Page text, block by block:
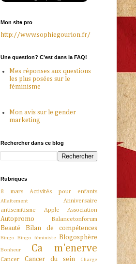
Mon site pro
http://www.sophiegourion.fr/
Une question? C'est dans la FAQ!
Mes réponses aux questions
les plus posées sur le
féminisme
Mon avis sur le gender
marketing
Rechercher dans ce blog
Rubriques
8 mars Activités pour enfants
Allaitement
Anniversaire
antisemitisme
Apple Association
Autopromo Balancetonforum
Beauté Bilan de compétences
Bingo Bingo féministe Blogosphère
Bonheur Ca m'enerve
Cancer Cancer du sein
Charge